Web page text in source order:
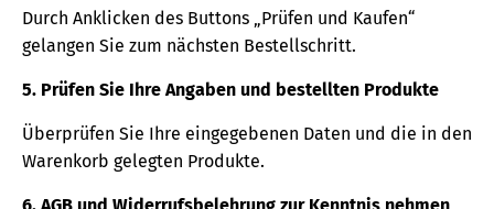
Durch Anklicken des Buttons „Prüfen und Kaufen“
gelangen Sie zum nächsten Bestellschritt.
5. Prüfen Sie Ihre Angaben und bestellten Produkte
Überprüfen Sie Ihre eingegebenen Daten und die in den
Warenkorb gelegten Produkte.